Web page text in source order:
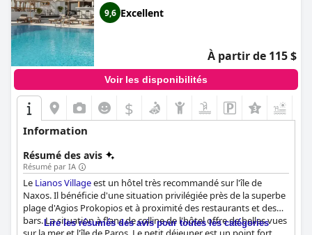
9,6 Excellent
À partir de 115 $
Voir les disponibilités
$
Information
Résumé des avis
Résumé par IA
Le Lianos Villageest un hôtel très recommandé sur l'île de
Naxos. Il bénéficie d'une situation privilégiée près de la superbe
plage d'Agios Prokopios et à proximité des restaurants et des
bars. La situation à flanc de colline de l'hôtel offre de belles vues
Lire les résumés des avis pour toutes les catégories